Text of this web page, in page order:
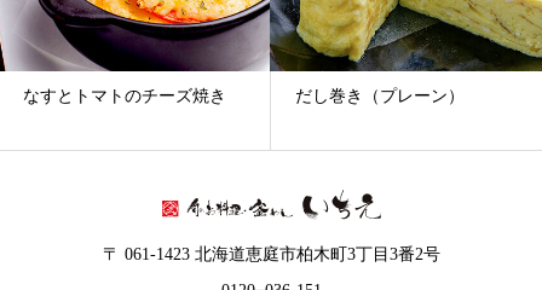
なすとトマトのチーズ焼き だし巻き（プレーン）
〒 061-1423 北海道恵庭市柏木町3丁目3番2号